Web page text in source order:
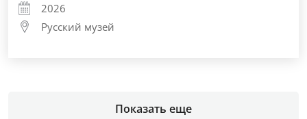
2026
Русский музей
Показать еще